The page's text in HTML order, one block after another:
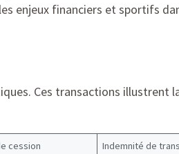
enjeux financiers et sportifs
Ces transactions illustrent
cession Indemnité de